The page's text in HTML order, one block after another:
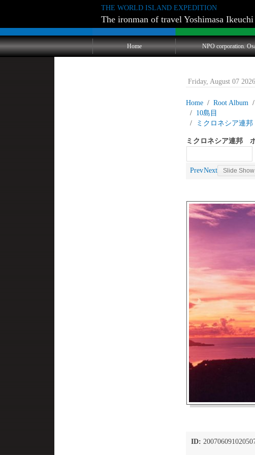
THE WORLD ISLAND EXPEDITION
The ironman of travel Yoshimasa Ikeuchi
Home NPO corporation.
Friday, August 07
Home Root Album
10島目 ミ
ミクロネシア連
ミクロネシア連邦
PrevNext Slide Show
ID: